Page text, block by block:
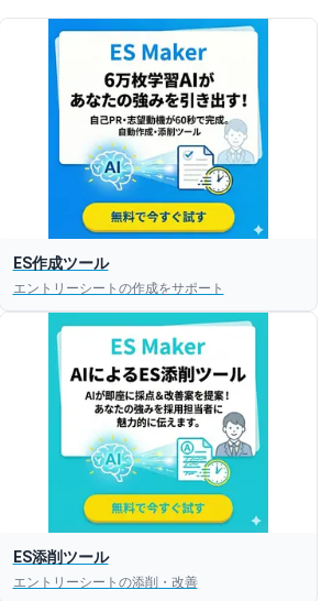
ES作成ツール
エントリーシートの作成をサポート
ES添削ツール
エントリーシートの添削・改善